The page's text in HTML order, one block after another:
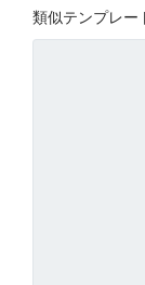
類似テンプレー